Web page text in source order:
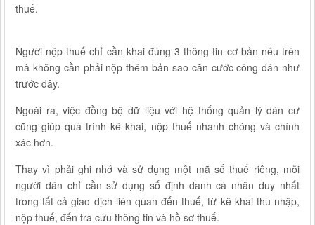
thuế.
Người nộp thuế chỉ cần khai đúng 3 thông tin cơ bản nêu trên
mà không cần phải nộp thêm bản sao căn cước công dân như
trước đây.
Ngoài ra, việc đồng bộ dữ liệu với hệ thống quản lý dân cư
cũng giúp quá trình kê khai, nộp thuế nhanh chóng và chính
xác hơn.
Thay vì phải ghi nhớ và sử dụng một mã số thuế riêng, mỗi
người dân chỉ cần sử dụng số định danh cá nhân duy nhất
trong tất cả giao dịch liên quan đến thuế, từ kê khai thu nhập,
nộp thuế, đến tra cứu thông tin và hồ sơ thuế.